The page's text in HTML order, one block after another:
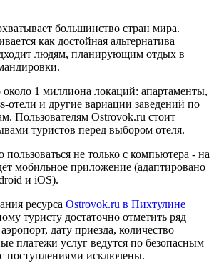
большинство стран мира.
как достойная альтернатива
людям, планирующим отдых в
1 миллиона локаций: апартаменты,
отели и другие вариации заведений по
Пользователям Ostrovok.ru стоит
туристов перед выбором отеля.
не только с компьютера - на
мобильное приложение (адаптировано
и iOS).
ресурса Ostrovok.ru в Пихтулине
туристу достаточно отметить ряд
дату приезда, количество
платежи услуг ведутся по безопасным
поступлениями исключены.